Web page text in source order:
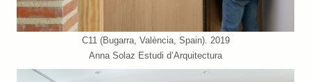
C11 (Bugarra, València, Spain). 2019
Anna Solaz Estudi d’Arquitectura